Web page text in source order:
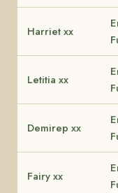
Harriet xx
Letitia xx
Demirep xx
Fairy xx